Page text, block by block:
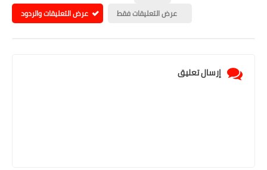
عرض التعليقات فقط
عرض التعليقات والردود
إرسال تعليق